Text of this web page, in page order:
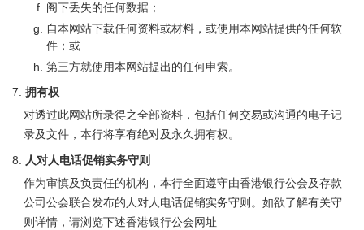
阁下丢失的任何数据；
自本网站下载任何资料或材料，或使用本网站提供的任何软
件；或
第三方就使用本网站提出的任何申索。
拥有权
对透过此网站所录得之全部资料，包括任何交易或沟通的电子记
录及文件，本行将享有绝对及永久拥有权。
人对人电话促销实务守则
作为审慎及负责任的机构，本行全面遵守由香港银行公会及存款
公司公会联合发布的人对人电话促销实务守则。如欲了解有关守
则详情，请浏览下述香港银行公会网址